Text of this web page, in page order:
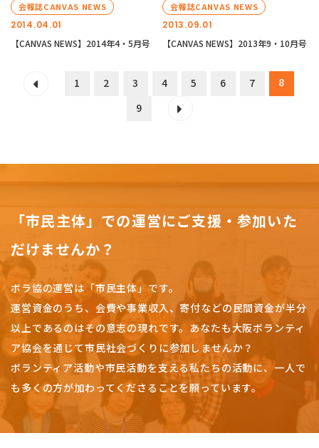
2014.04.01
会報誌CANVAS NEWS
【CANVAS NEWS】2014年4・5月号
2013.09.01
会報誌CANVAS NEWS
【CANVAS NEWS】2013年9・10月号
1 2 3 4 5 6 7
8
9
「市民主体」での運営にご支援・参加いた
だけませんか？
ボラ協の運営は「市民主体」です。
運営資金のうち、会費や事業収入、寄付などの民間資金が半分
以上であるのはその意志の現れです。 あなたも大阪ボランティ
ア協会を通じて市民社会づくりに参加しませんか？
ボランティア活動や市民活動を支える私たちの活動に、一人で
も多くの方が加わってくださることを願っています。